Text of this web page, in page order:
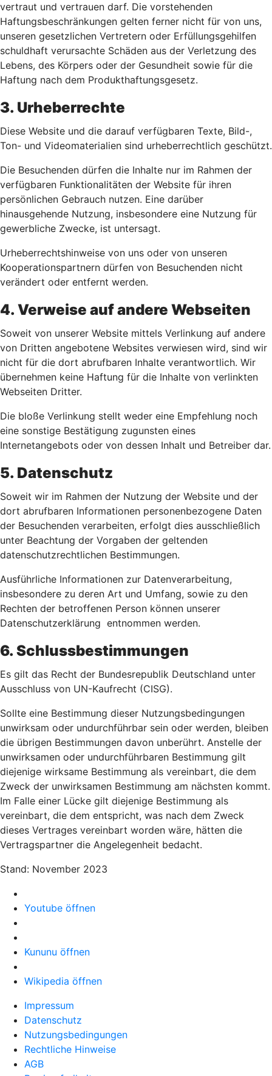
vertraut und vertrauen darf. Die vorstehenden
Haftungsbeschränkungen gelten ferner nicht für von uns,
unseren gesetzlichen Vertretern oder Erfüllungsgehilfen
schuldhaft verursachte Schäden aus der Verletzung des
Lebens, des Körpers oder der Gesundheit sowie für die
Haftung nach dem Produkthaftungsgesetz.
3. Urheberrechte
Diese Website und die darauf verfügbaren Texte, Bild-,
Ton- und Videomaterialien sind urheberrechtlich geschützt.
Die Besuchenden dürfen die Inhalte nur im Rahmen der
verfügbaren Funktionalitäten der Website für ihren
persönlichen Gebrauch nutzen. Eine darüber
hinausgehende Nutzung, insbesondere eine Nutzung für
gewerbliche Zwecke, ist untersagt.
Urheberrechtshinweise von uns oder von unseren
Kooperationspartnern dürfen von Besuchenden nicht
verändert oder entfernt werden.
4. Verweise auf andere Webseiten
Soweit von unserer Website mittels Verlinkung auf andere
von Dritten angebotene Websites verwiesen wird, sind wir
nicht für die dort abrufbaren Inhalte verantwortlich. Wir
übernehmen keine Haftung für die Inhalte von verlinkten
Webseiten Dritter.
Die bloße Verlinkung stellt weder eine Empfehlung noch
eine sonstige Bestätigung zugunsten eines
Internetangebots oder von dessen Inhalt und Betreiber dar.
5. Datenschutz
Soweit wir im Rahmen der Nutzung der Website und der
dort abrufbaren Informationen personenbezogene Daten
der Besuchenden verarbeiten, erfolgt dies ausschließlich
unter Beachtung der Vorgaben der geltenden
datenschutzrechtlichen Bestimmungen.
Ausführliche Informationen zur Datenverarbeitung,
insbesondere zu deren Art und Umfang, sowie zu den
Rechten der betroffenen Person können unserer
Datenschutzerklärung entnommen werden.
6. Schlussbestimmungen
Es gilt das Recht der Bundesrepublik Deutschland unter
Ausschluss von UN-Kaufrecht (CISG).
Sollte eine Bestimmung dieser Nutzungsbedingungen
unwirksam oder undurchführbar sein oder werden, bleiben
die übrigen Bestimmungen davon unberührt. Anstelle der
unwirksamen oder undurchführbaren Bestimmung gilt
diejenige wirksame Bestimmung als vereinbart, die dem
Zweck der unwirksamen Bestimmung am nächsten kommt.
Im Falle einer Lücke gilt diejenige Bestimmung als
vereinbart, die dem entspricht, was nach dem Zweck
dieses Vertrages vereinbart worden wäre, hätten die
Vertragspartner die Angelegenheit bedacht.
Stand: November 2023
Youtube öffnen
Kununu öffnen
Wikipedia öffnen
Impressum
Datenschutz
Nutzungsbedingungen
Rechtliche Hinweise
AGB